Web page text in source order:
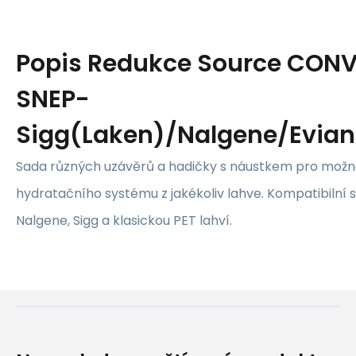
Popis Redukce Source
SNEP-
Sigg(Laken)/Nalgene/
Sada různých uzávěrů a hadičky s náustkem pro
hydratačního systému z jakékoliv lahve. Kompatibilní
Nalgene, Sigg a klasickou PET lahví.